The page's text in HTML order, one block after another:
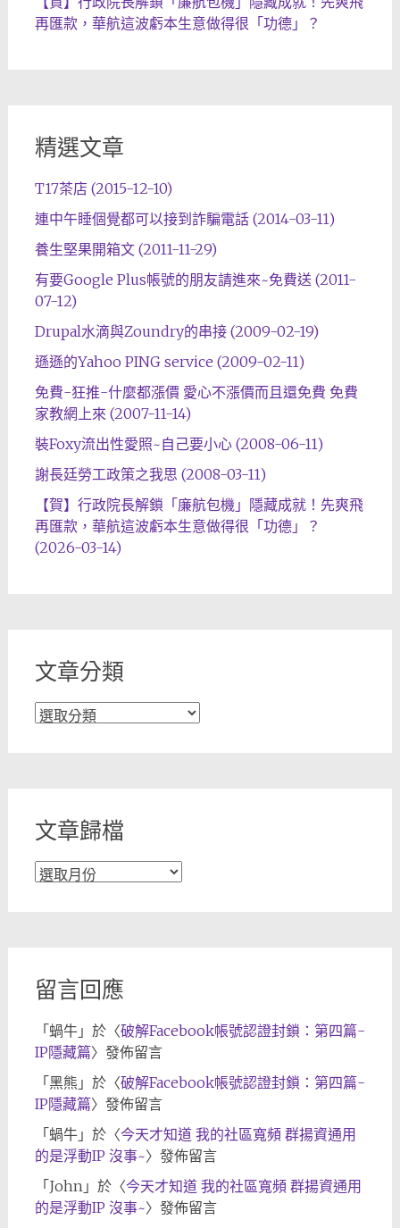
再匯款，華航這波虧本生意做得很「功德」？
精選文章
T17茶店 (2015-12-10)
連中午睡個覺都可以接到詐騙電話 (2014-03-11)
養生堅果開箱文 (2011-11-29)
有要Google Plus帳號的朋友請進來~免費送 (2011-
07-12)
Drupal水滴與Zoundry的串接 (2009-02-19)
遜遜的Yahoo PING service (2009-02-11)
免費-狂推-什麼都漲價 愛心不漲價而且還免費 免費
家教網上來 (2007-11-14)
裝Foxy流出性愛照~自己要小心 (2008-06-11)
謝長廷勞工政策之我思 (2008-03-11)
【賀】行政院長解鎖「廉航包機」隱藏成就！先爽飛
再匯款，華航這波虧本生意做得很「功德」？
(2026-03-14)
文章分類
文
文章歸檔
文
留言回應
「 蝸牛」於〈破解Facebook帳號認證封鎖：第四篇-
IP隱藏篇〉發佈留言
「 黑熊 」於〈破解Facebook帳號認證封鎖：第四篇-
IP隱藏篇〉發佈留言
「 蝸牛」於〈今天才知道 我的社區寬頻 群揚資通用
的是浮動IP 沒事~〉發佈留言
「 John」於〈今天才知道 我的社區寬頻 群揚資通用
的是浮動IP 沒事~〉發佈留言